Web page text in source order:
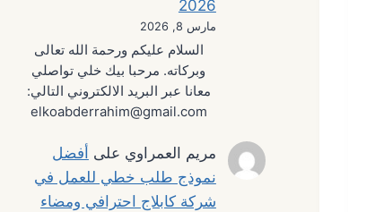
2026
مارس 8, 2026
السلام عليكم ورحمة الله تعالى
وبركاته. مرحبا بيك خلي تواصلي
معانا عبر البريد الالكتروني التالي:
elkoabderrahim@gmail.com
مريم العمراوي على أفضل
نموذج طلب خطي للعمل في
شركة كابلاج احترافي ومضاء